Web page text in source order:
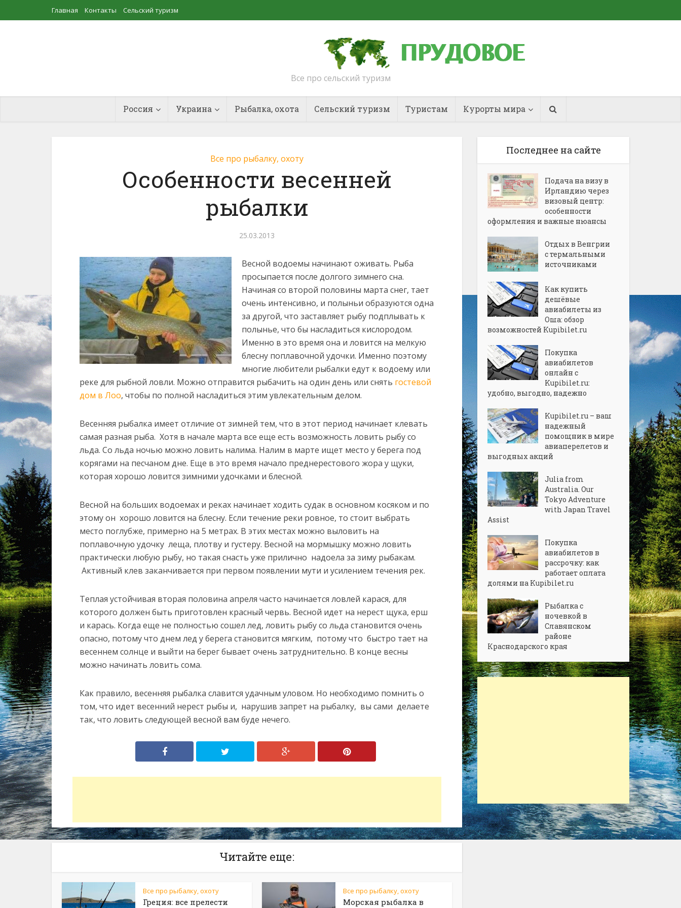
Главная Контакты Сельский туризм
Все про сельский туризм
Россия Украина Рыбалка, охота Сельский туризм Туристам Курорты мира
Все про рыбалку, охоту
Особенности весенней
рыбалки
25.03.2013
Весной водоемы начинают оживать. Рыба
просыпается после долгого зимнего сна.
Начиная со второй половины марта снег, тает
очень интенсивно, и полыньи образуются одна
за другой, что заставляет рыбу подплывать к
полынье, что бы насладиться кислородом.
Именно в это время она и ловится на мелкую
блесну поплавочной удочки. Именно поэтому
многие любители рыбалки едут к водоему или
реке для рыбной ловли. Можно отправится рыбачить на один день или снять гостевой
дом в Лоо, чтобы по полной насладиться этим увлекательным делом.
Весенняя рыбалка имеет отличие от зимней тем, что в этот период начинает клевать
самая разная рыба. Хотя в начале марта все еще есть возможность ловить рыбу со
льда. Со льда ночью можно ловить налима. Налим в марте ищет место у берега под
корягами на песчаном дне. Еще в это время начало преднерестового жора у щуки,
которая хорошо ловится зимними удочками и блесной.
Весной на больших водоемах и реках начинает ходить судак в основном косяком и по
этому он хорошо ловится на блесну. Если течение реки ровное, то стоит выбрать
место поглубже, примерно на 5 метрах. В этих местах можно выловить на
поплавочную удочку леща, плотву и густеру. Весной на мормышку можно ловить
практически любую рыбу, но такая снасть уже прилично надоела за зиму рыбакам.
Активный клев заканчивается при первом появлении мути и усилением течения рек.
Теплая устойчивая вторая половина апреля часто начинается ловлей карася, для
которого должен быть приготовлен красный червь. Весной идет на нерест щука, ерш
и карась. Когда еще не полностью сошел лед, ловить рыбу со льда становится очень
опасно, потому что днем лед у берега становится мягким, потому что быстро тает на
весеннем солнце и выйти на берег бывает очень затруднительно. В конце весны
можно начинать ловить сома.
Как правило, весенняя рыбалка славится удачным уловом. Но необходимо помнить о
том, что идет весенний нерест рыбы и, нарушив запрет на рыбалку, вы сами делаете
так, что ловить следующей весной вам буде нечего.
Читайте еще:
Все про рыбалку, охоту
Греция: все прелести
Все про рыбалку, охоту
Морская рыбалка в
Последнее на сайте
Подача на визу в
Ирландию через
визовый центр:
особенности
оформления и важные нюансы
Отдых в Венгрии
с термальными
источниками
Как купить
дешёвые
авиабилеты из
Оша: обзор
возможностей Kupibilet.ru
Покупка
авиабилетов
онлайн с
Kupibilet.ru:
удобно, выгодно, надежно
Kupibilet.ru – ваш
надежный
помощник в мире
авиаперелетов и
выгодных акций
Julia from
Australia. Our
Tokyo Adventure
with Japan Travel
Assist
Покупка
авиабилетов в
рассрочку: как
работает оплата
долями на Kupibilet.ru
Рыбалка с
ночевкой в
Славянском
районе
Краснодарского края